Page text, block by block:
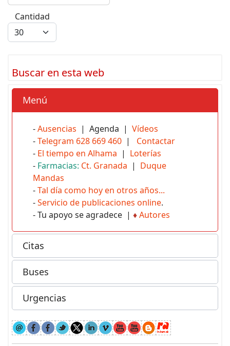
Cantidad
Buscar en esta web
Menú
-Ausencias | Agenda | Vídeos
-Telegram 628 669 460 | Contactar
- El tiempo en Alhama | Loterías
- Farmacias: Ct. Granada | Duque
Mandas
-Tal día como hoy en otros años...
-Servicio de publicaciones online.
- Tu apoyo se agradece | ♦Autores
Citas
Buses
Urgencias